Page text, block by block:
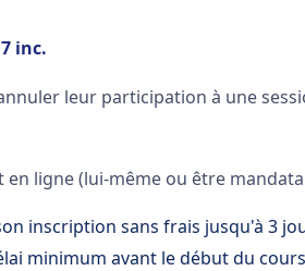
inc.
leur participation à une
ligne (lui-même ou être
inscription sans frais jusqu'à 3
minimum avant le début du